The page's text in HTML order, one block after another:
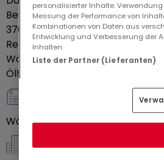
https://www.reseau-
coin-les-cuvry/maison/t7/
propriete-de-280m-sur-50-
terrain-petanque-double-
Les informations sur les
est exposé sont disponibles
Bewertung des jährlichen
3700 € und 5060 €
Referenzjahr der jährlichen
WärmepumpeJa
Ölheizung
WäschekammerJa
personalisierter Inhalte.
Messung der Performance von
Kombinationen von Daten aus
Entwicklung und Verbesserung der
Inhalten.
Liste der Partner (Lieferanten)